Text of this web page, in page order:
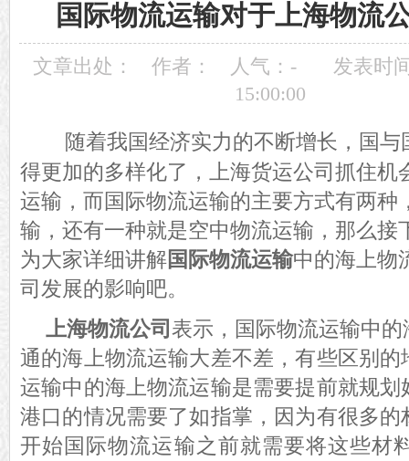
国际物流运输对于上海物流
文章出处： 作者： 人气： -
发表时
15:00:00
随着我国经济实力的不断增长，国
得更加的多样化了，上海货运公司抓住机
运输，而国际物流运输的主要方式有两种
输，还有一种就是空中物流运输，那么接
为大家详细讲解国际物流运输中的海上物
司发展的影响吧。
上海物流公司表示，国际物流运输中
通的海上物流运输大差不差，有些区别
运输中的海上物流运输是需要提前就规
港口的情况需要了如指掌，因为有很多
开始国际物流运输之前就需要将这些材